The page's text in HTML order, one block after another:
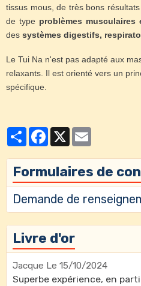
tissus mous, de très bons
de type problèmes musculaires
des systèmes digestifs,
Le Tui Na n'est pas adapté aux
relaxants. Il est orienté vers un
spécifique.
PartagerFacebook
X
Formulaires de
Demande de
Livre d'or
Jacque Le 15/10/2024
Superbe expérience, en